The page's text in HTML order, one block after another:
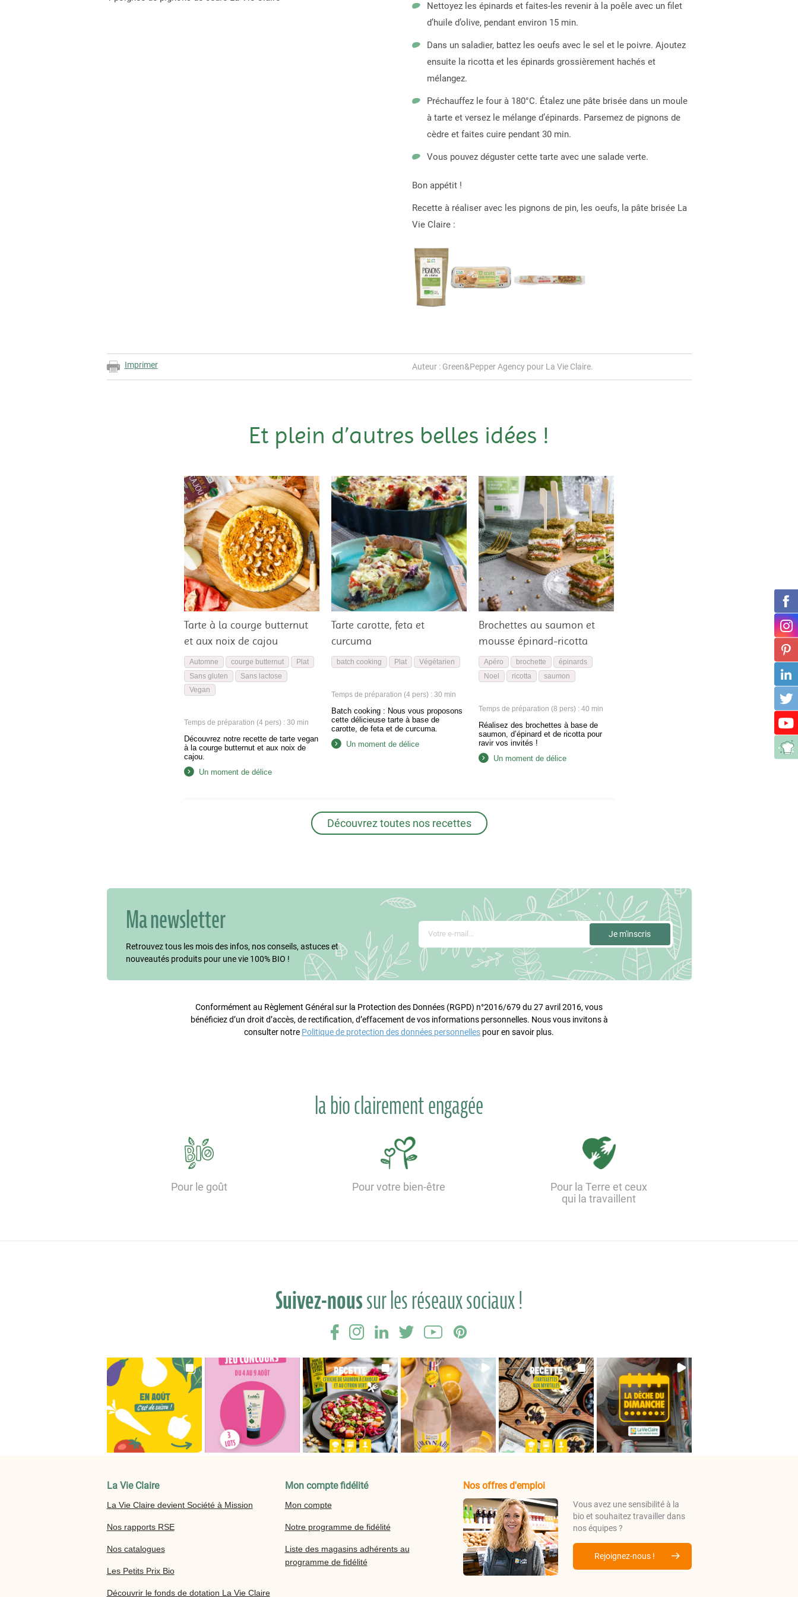
Nettoyez les épinards et faites-les revenir à la poêle avec un filet
d’huile d’olive, pendant environ 15 min.
Dans un saladier, battez les oeufs avec le sel et le poivre. Ajoutez
ensuite la ricotta et les épinards grossièrement hachés et
mélangez.
Préchauffez le four à 180°C. Étalez une pâte brisée dans un moule
à tarte et versez le mélange d’épinards. Parsemez de pignons de
cèdre et faites cuire pendant 30 min.
Vous pouvez déguster cette tarte avec une salade verte.
Bon appétit !
Recette à réaliser avec les pignons de pin, les oeufs, la pâte brisée La
Vie Claire :
Imprimer Auteur : Green&Pepper Agency pour La Vie Claire.
Et plein d’autres belles idées !
Tarte à la courge butternut
et aux noix de cajou
Automne courge butternut
Plat
Sans gluten
Sans lactose
Vegan
Temps de préparation (4 pers) : 30 min
Découvrez notre recette de tarte vegan
à la courge butternut et aux noix de
cajou.
Un moment de délice
Tarte carotte, feta et
curcuma
batch cooking Plat Végétarien
Temps de préparation (4 pers) : 30 min
Batch cooking : Nous vous proposons
cette délicieuse tarte à base de
carotte, de feta et de curcuma.
Un moment de délice
Brochettes au saumon et
mousse épinard-ricotta
Apéro brochette
épinards
Noel
ricotta saumon
Temps de préparation (8 pers) : 40 min
Réalisez des brochettes à base de
saumon, d’épinard et de ricotta pour
ravir vos invités !
Un moment de délice
Découvrez toutes nos recettes
Ma newsletter
Retrouvez tous les mois des infos, nos conseils, astuces et
nouveautés produits pour une vie 100% BIO !
Conformément au Règlement Général sur la Protection des Données (RGPD) n°2016/679 du 27 avril 2016, vous
bénéficiez d’un droit d’accès, de rectification, d’effacement de vos informations personnelles. Nous vous invitons à
consulter notre Politique de protection des données personnelles pour en savoir plus.
la bio clairement engagée
Pour le goût Pour votre bien-être
Pour la Terre et ceux
qui la travaillent
Suivez-noussur les réseaux sociaux !
La Vie Claire
La Vie Claire devient Société à Mission
Nos rapports RSE
Nos catalogues
Les Petits Prix Bio
Découvrir le fonds de dotation La Vie Claire
Mon compte fidélité
Mon compte
Notre programme de fidélité
Liste des magasins adhérents au
programme de fidélité
Nos offres d'emploi
Vous avez une sensibilité à la
bio et souhaitez travailler dans
nos équipes ?
Rejoignez-nous !